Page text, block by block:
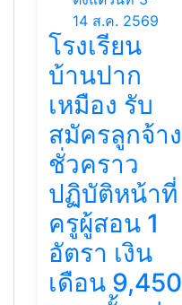
โรงเรียน
บ้านปาก
เหมือง รับ
สมัครลูกจ้าง
ชั่วคราว
ปฏิบัติหน้าที่
ครูผู้สอน 1
อัตรา เงิน
เดือน 9,450